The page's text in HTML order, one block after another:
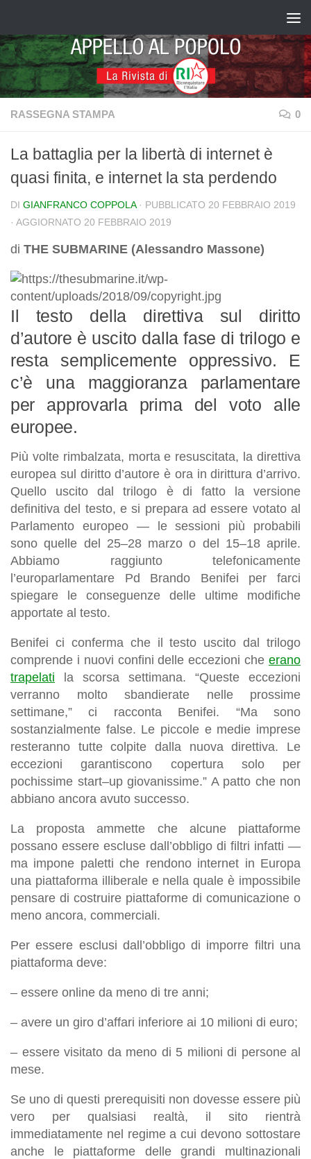
RASSEGNA STAMPA 0
La battaglia per la libertà di internet è
quasi finita, e internet la sta perdendo
DI GIANFRANCO COPPOLA · PUBBLICATO 20 FEBBRAIO 2019
· AGGIORNATO 20 FEBBRAIO 2019
di THE SUBMARINE (Alessandro Massone)
Il testo della direttiva sul diritto
d’autore è uscito dalla fase di trilogo e
resta semplicemente oppressivo. E
c’è una maggioranza parlamentare
per approvarla prima del voto alle
europee.
Più volte rimbalzata, morta e resuscitata, la direttiva
europea sul diritto d’autore è ora in dirittura d’arrivo.
Quello uscito dal trilogo è di fatto la versione
definitiva del testo, e si prepara ad essere votato al
Parlamento europeo — le sessioni più probabili
sono quelle del 25–28 marzo o del 15–18 aprile.
Abbiamo raggiunto telefonicamente
l’europarlamentare Pd Brando Benifei per farci
spiegare le conseguenze delle ultime modifiche
apportate al testo.
Benifei ci conferma che il testo uscito dal trilogo
comprende i nuovi confini delle eccezioni che erano
trapelati la scorsa settimana. “Queste eccezioni
verranno molto sbandierate nelle prossime
settimane,” ci racconta Benifei. “Ma sono
sostanzialmente false. Le piccole e medie imprese
resteranno tutte colpite dalla nuova direttiva. Le
eccezioni garantiscono copertura solo per
pochissime start–up giovanissime.” A patto che non
abbiano ancora avuto successo.
La proposta ammette che alcune piattaforme
possano essere escluse dall’obbligo di filtri infatti —
ma impone paletti che rendono internet in Europa
una piattaforma illiberale e nella quale è impossibile
pensare di costruire piattaforme di comunicazione o
meno ancora, commerciali.
Per essere esclusi dall’obbligo di imporre filtri una
piattaforma deve:
– essere online da meno di tre anni;
– avere un giro d’affari inferiore ai 10 milioni di euro;
– essere visitato da meno di 5 milioni di persone al
mese.
Se uno di questi prerequisiti non dovesse essere più
vero per qualsiasi realtà, il sito rientrà
immediatamente nel regime a cui devono sottostare
anche le piattaforme delle grandi multinazionali